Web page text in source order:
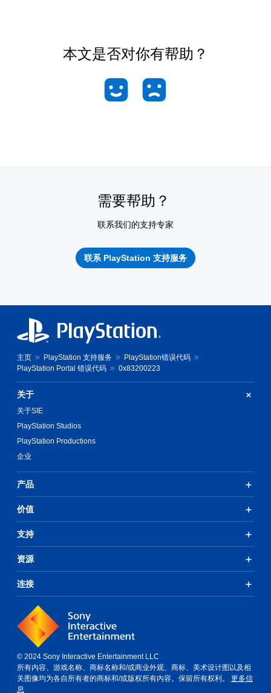
本文是否对你有帮助？
需要帮助？
联系我们的支持专家
联系 PlayStation 支持服务
主页 PlayStation 支持服务
PlayStation错误代码
PlayStation Portal 错误代码
0x83200223
关于
关于SIE
PlayStation Studios
PlayStation Productions
企业
产品
价值
支持
资源
连接
© 2024 Sony Interactive Entertainment LLC
所有内容、游戏名称、商标名称和/或商业外观、商标、美术设计图以及相
关图像均为各自所有者的商标和/或版权所有内容。保留所有权利。 更多信
息